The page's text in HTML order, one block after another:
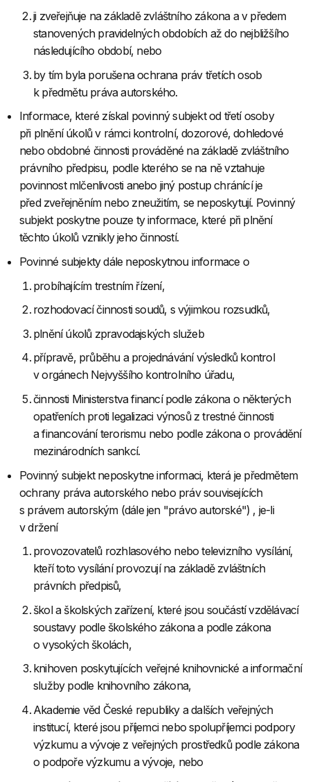
ji zveřejňuje na základě zvláštního zákona a v předem
stanovených pravidelných obdobích až do nejbližšího
následujícího období, nebo
by tím byla porušena ochrana práv třetích osob
k předmětu práva autorského.
Informace, které získal povinný subjekt od třetí osoby
při plnění úkolů v rámci kontrolní, dozorové, dohledové
nebo obdobné činnosti prováděné na základě zvláštního
právního předpisu, podle kterého se na ně vztahuje
povinnost mlčenlivosti anebo jiný postup chránící je
před zveřejněním nebo zneužitím, se neposkytují. Povinný
subjekt poskytne pouze ty informace, které při plnění
těchto úkolů vznikly jeho činností.
Povinné subjekty dále neposkytnou informace o
probíhajícím trestním řízení,
rozhodovací činnosti soudů, s výjimkou rozsudků,
plnění úkolů zpravodajských služeb
přípravě, průběhu a projednávání výsledků kontrol
v orgánech Nejvyššího kontrolního úřadu,
činnosti Ministerstva financí podle zákona o některých
opatřeních proti legalizaci výnosů z trestné činnosti
a financování terorismu nebo podle zákona o provádění
mezinárodních sankcí.
Povinný subjekt neposkytne informaci, která je předmětem
ochrany práva autorského nebo práv souvisejících
s právem autorským (dále jen "právo autorské") , je-li
v držení
provozovatelů rozhlasového nebo televizního vysílání,
kteří toto vysílání provozují na základě zvláštních
právních předpisů,
škol a školských zařízení, které jsou součástí vzdělávací
soustavy podle školského zákona a podle zákona
o vysokých školách,
knihoven poskytujících veřejné knihovnické a informační
služby podle knihovního zákona,
Akademie věd České republiky a dalších veřejných
institucí, které jsou příjemci nebo spolupříjemci podpory
výzkumu a vývoje z veřejných prostředků podle zákona
o podpoře výzkumu a vývoje, nebo